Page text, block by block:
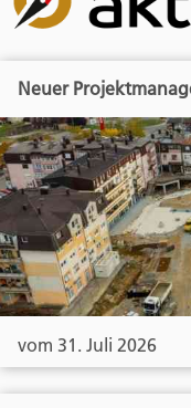
Neuer
vom 31. Juli 2026